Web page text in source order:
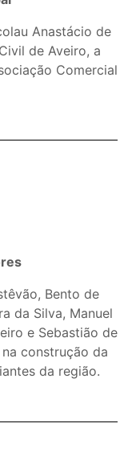
Anastácio de
de Aveiro, a
Comercial
Bento de
da Silva, Manuel
e Sebastião de
construção da
da região.